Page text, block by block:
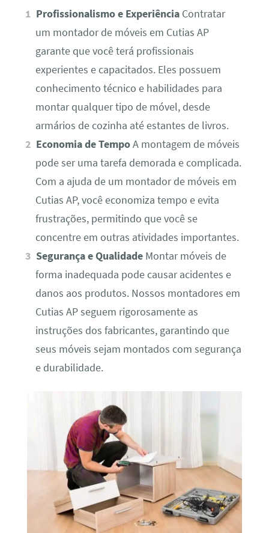
Profissionalismo e Experiência Contratar
um montador de móveis em Cutias AP
garante que você terá profissionais
experientes e capacitados. Eles possuem
conhecimento técnico e habilidades para
montar qualquer tipo de móvel, desde
armários de cozinha até estantes de livros.
Economia de TempoA montagem de móveis
pode ser uma tarefa demorada e complicada.
Com a ajuda de um montador de móveis em
Cutias AP, você economiza tempo e evita
frustrações, permitindo que você se
concentre em outras atividades importantes.
Segurança e Qualidade Montar móveis de
forma inadequada pode causar acidentes e
danos aos produtos. Nossos montadores em
Cutias AP seguem rigorosamente as
instruções dos fabricantes, garantindo que
seus móveis sejam montados com segurança
e durabilidade.